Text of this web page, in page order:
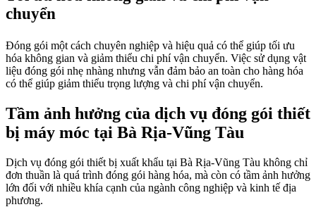
chuyển
Đóng gói một cách chuyên nghiệp và hiệu quả có thể giúp tối ưu
hóa không gian và giảm thiểu chi phí vận chuyển. Việc sử dụng vật
liệu đóng gói nhẹ nhàng nhưng vẫn đảm bảo an toàn cho hàng hóa
có thể giúp giảm thiểu trọng lượng và chi phí vận chuyển.
Tầm ảnh hưởng của dịch vụ đóng gói thiết
bị máy móc tại Bà Rịa-Vũng Tàu
Dịch vụ đóng gói thiết bị xuất khẩu tại Bà Rịa-Vũng Tàu không chỉ
đơn thuần là quá trình đóng gói hàng hóa, mà còn có tầm ảnh hưởng
lớn đối với nhiều khía cạnh của ngành công nghiệp và kinh tế địa
phương.